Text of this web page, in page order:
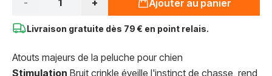
- + Ajouter au panier
Livraison gratuite dès 79 € en point relais.
Atouts majeurs de la peluche pour chien
Stimulation Bruit crinkle éveille l'instinct de chasse, rend